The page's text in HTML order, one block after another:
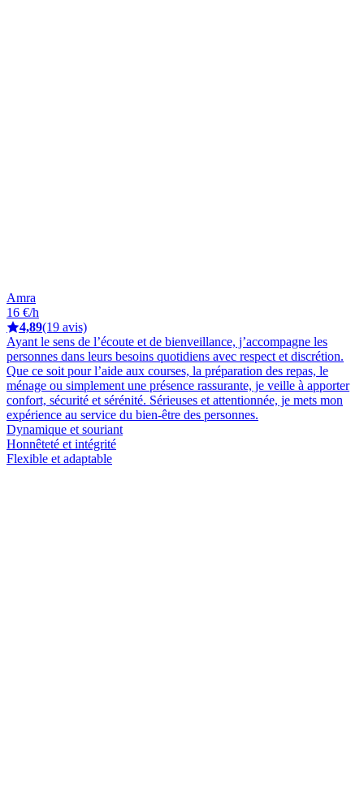
Amra
16 €/h
4,89(19 avis)
Ayant le sens de l’écoute et de bienveillance, j’accompagne les
personnes dans leurs besoins quotidiens avec respect et discrétion.
Que ce soit pour l’aide aux courses, la préparation des repas, le
ménage ou simplement une présence rassurante, je veille à apporter
confort, sécurité et sérénité. Sérieuses et attentionnée, je mets mon
expérience au service du bien-être des personnes.
Dynamique et souriant
Honnêteté et intégrité
Flexible et adaptable